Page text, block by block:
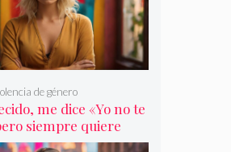
me dice «Yo no te
siempre quiere
de género